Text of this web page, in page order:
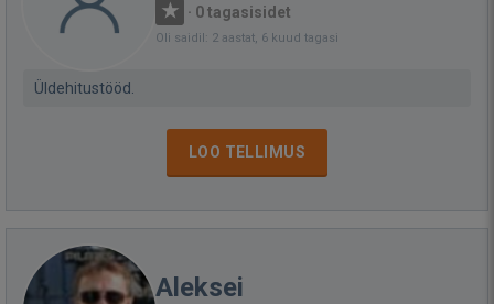
· 0 tagasisidet
Oli saidil: 2 aastat, 6 kuud tagasi
Üldehitustööd.
LOO TELLIMUS
Aleksei